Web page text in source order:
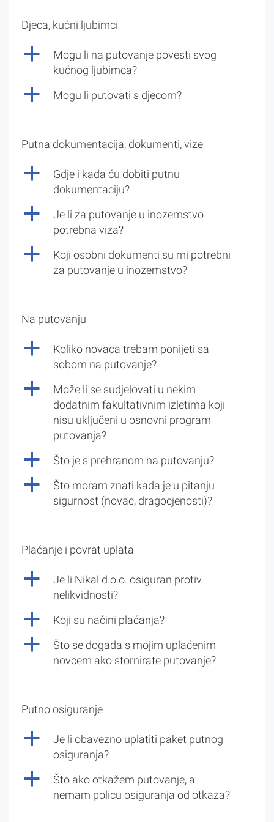
Djeca, kućni ljubimci
a
Mogu li na putovanje povesti svog
kućnog ljubimca?
a Mogu li putovati s djecom?
Putna dokumentacija, dokumenti, vize
a
Gdje i kada ću dobiti putnu
dokumentaciju?
a
Je li za putovanje u inozemstvo
potrebna viza?
a
Koji osobni dokumenti su mi potrebni
za putovanje u inozemstvo?
Na putovanju
a
Koliko novaca trebam ponijeti sa
sobom na putovanje?
a
Može li se sudjelovati u nekim
dodatnim fakultativnim izletima koji
nisu uključeni u osnovni program
putovanja?
a Što je s prehranom na putovanju?
a
Što moram znati kada je u pitanju
sigurnost (novac, dragocjenosti)?
Plaćanje i povrat uplata
a
Je li Nikal d.o.o. osiguran protiv
nelikvidnosti?
a Koji su načini plaćanja?
a
Što se događa s mojim uplaćenim
novcem ako stornirate putovanje?
Putno osiguranje
a
Je li obavezno uplatiti paket putnog
osiguranja?
a
Što ako otkažem putovanje, a
nemam policu osiguranja od otkaza?